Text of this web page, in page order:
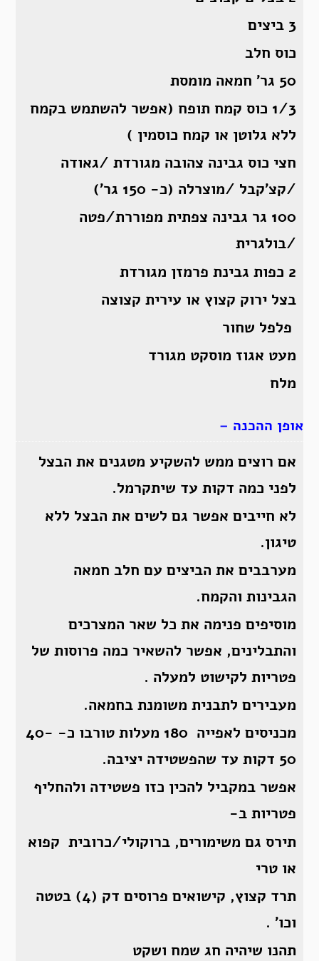
3 ביצים
כוס חלב
50 גר’ חמאה מומסת
1/3 כוס קמח תופח (אפשר להשתמש בקמח
ללא גלוטן או קמח כוסמין )
חצי כוס גבינה צהובה מגורדת /גאודה
/קצ’קבל /מוצרלה (כ- 150 גר’)
100 גר גבינה צפתית מפוררת/פטה
/בולגרית
2 כפות גבינת פרמזן מגורדת
בצל ירוק קצוץ או עירית קצוצה
פלפל שחור
מעט אגוז מוסקט מגורד
מלח
אופן ההכנה –
אם רוצים ממש להשקיע מטגנים את הבצל
לפני כמה דקות עד שיתקרמל.
לא חייבים אפשר גם לשים את הבצל ללא
טיגון.
מערבבים את הביצים עם חלב חמאה
הגבינות והקמח.
מוסיפים פנימה את כל שאר המצרכים
והתבלינים, אפשר להשאיר כמה פרוסות של
פטריות לקישוט למעלה .
מעבירים לתבנית משומנת בחמאה.
מכניסים לאפייה 180 מעלות טורבו כ- 40-
50 דקות עד שהפשטידה יציבה.
אפשר במקביל להכין כזו פשטידה ולהחליף
פטריות ב-
תירס גם משימורים, ברוקולי/כרובית קפוא
או טרי
תרד קצוץ, קישואים פרוסים דק (4) בטטה
וכו’ .
תהנו שיהיה חג שמח ושקט